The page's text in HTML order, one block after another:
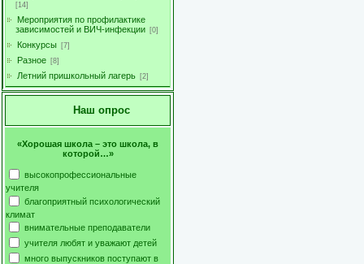
[14]
Мероприятия по профилактике
зависимостей и ВИЧ-инфекции [0]
Конкурсы [7]
Разное [8]
Летний пришкольный лагерь [2]
Наш опрос
«Хорошая школа – это школа, в
которой…»
высокопрофессиональные
учителя
благоприятный психологический
климат
внимательные преподаватели
учителя любят и уважают детей
много выпускников поступают в